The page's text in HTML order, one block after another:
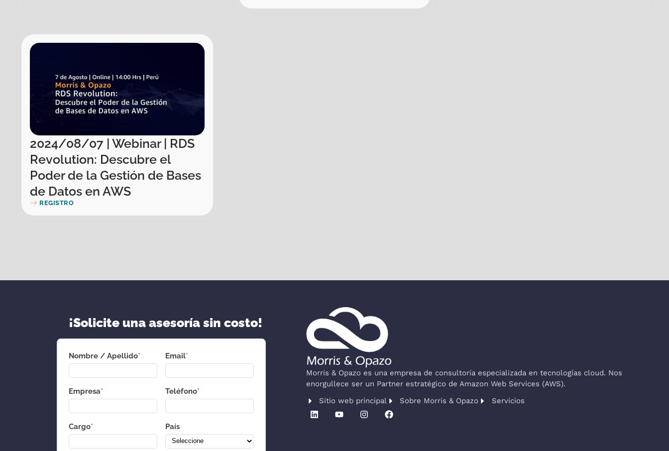
2024/08/07 | Webinar | RDS
Revolution: Descubre el
Poder de la Gestión de Bases
de Datos en AWS
REGISTRO
¡Solicite una asesoría sin costo!
Nombre / Apellido* Email*
Empresa* Teléfono*
Cargo* País
Morris & Opazo es una empresa de consultoría especializada en tecnologías cloud. Nos
enorgullece ser un Partner estratégico de Amazon Web Services (AWS).
Sitio web principal
Sobre Morris & Opazo Servicios